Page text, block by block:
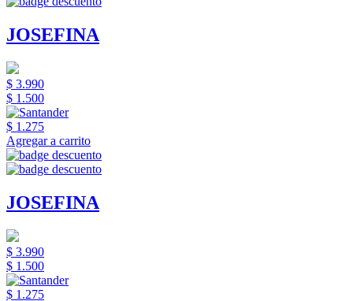
JOSEFINA
$ 3.990
$ 1.500
$ 1.275
Agregar a carrito
JOSEFINA
$ 3.990
$ 1.500
$ 1.275